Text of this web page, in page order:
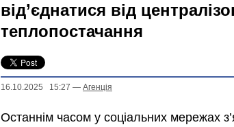
від’єднатися від
теплопостачання
16.10.2025 15:27 — Агенцiя
Останнім часом у соціальних мережах